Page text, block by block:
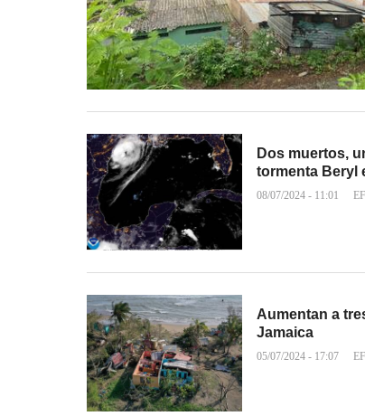
Dos muertos,
tormenta Beryl
08/07/2024 - 11:01
Aumentan a
Jamaica
05/07/2024 - 17:07